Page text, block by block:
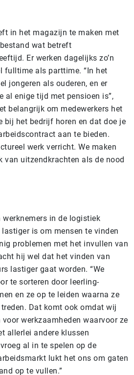
in het magazijn te maken met
wat betreft
Er werken dagelijks zo’n
fulltime als parttime. “In het
jongeren als ouderen, en er
al enige tijd met pensioen is”,
belangrijk om medewerkers het
bij het bedrijf horen en dat doe je
aan te bieden.
werk verricht. We maken
van uitzendkrachten als de nood
werknemers in de logistiek
is om mensen te vinden
problemen met het invullen van
hij wel dat het vinden van
lastiger gaat worden. “We
te sorteren door leerling-
en ze op te leiden waarna ze
Dat komt ook omdat wij
werkzaamheden waarvoor ze
allerlei andere klussen
al in te spelen op de
lukt het ons om gaten
op te vullen.”